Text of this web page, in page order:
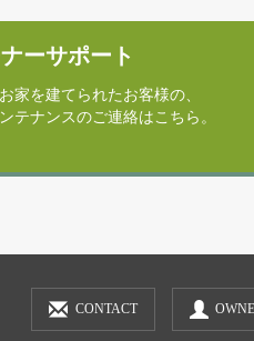
ーサポート
家を建てられたお客様の、
テナンスのご連絡はこちら。
CONTACT